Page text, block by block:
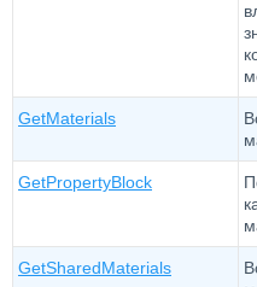
GetMaterials
GetPropertyBlock
GetSharedMaterials